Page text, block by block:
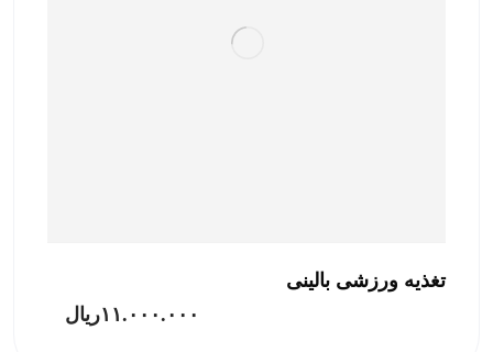
تغذیه ورزشی بالینی
۱۱.۰۰۰.۰۰۰ریال